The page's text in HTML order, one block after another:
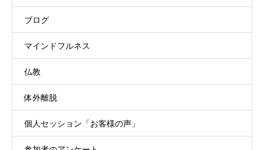
ブログ
マインドフルネス
仏教
体外離脱
個人セッション「お客様の声」